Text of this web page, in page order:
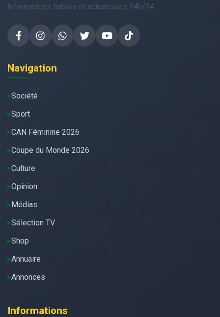
Informations fiables et actualisées 24h/24.
Navigation
Société
Sport
CAN Féminine 2026
Coupe du Monde 2026
Culture
Opinion
Médias
Sélection TV
Shop
Annuaire
Annonces
Informations